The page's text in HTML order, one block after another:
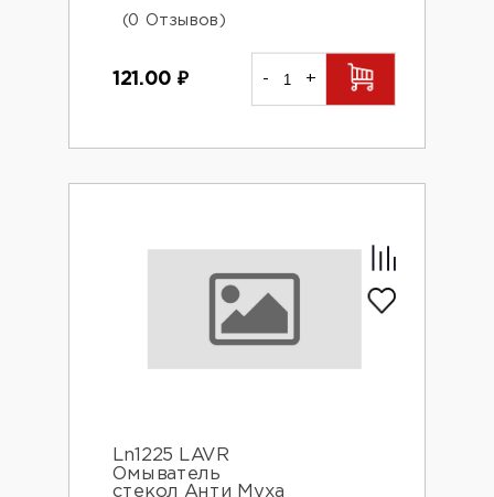
(0 Отзывов)
121.00 ₽ - +
Ln1225 LAVR
Омыватель
стекол Анти Муха